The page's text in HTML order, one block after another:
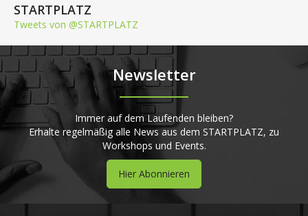
STARTPLATZ
Tweets von @STARTPLATZ
Newsletter
Immer auf dem Laufenden bleiben?
Erhalte regelmäßig alle News aus dem STARTPLATZ, zu
Workshops und Events.
Hier Abonnieren